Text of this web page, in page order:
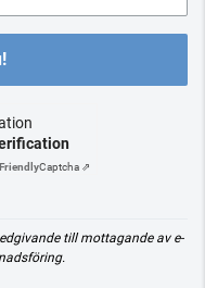
FriendlyCaptcha ⇗
till mottagande av e-